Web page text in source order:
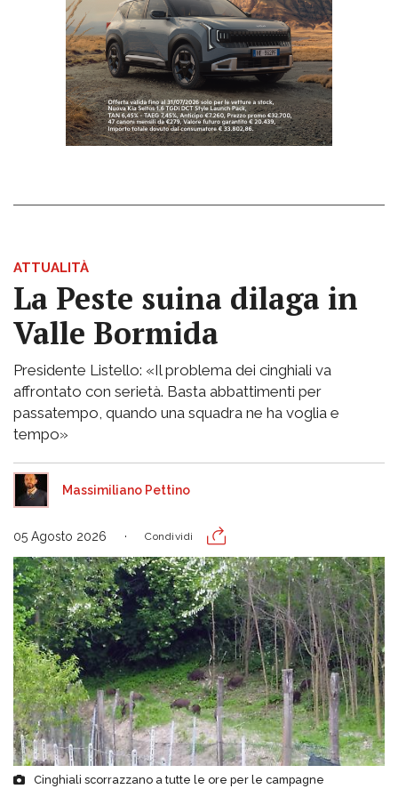
ATTUALITÀ
La Peste suina dilaga in
Valle Bormida
Presidente Listello: «Il problema dei cinghiali va
affrontato con serietà. Basta abbattimenti per
passatempo, quando una squadra ne ha voglia e
tempo»
Massimiliano Pettino
05 Agosto 2026 Condividi
Cinghiali scorrazzano a tutte le ore per le campagne